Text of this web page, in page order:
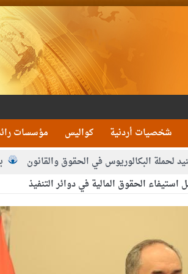
شخصيات أردنية كواليس مؤسسات
في الحقوق والقانون بيان
من التوفيقالحقوق المالية في دوائر التنفيذ